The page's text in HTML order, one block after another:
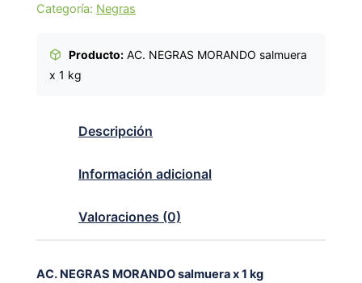
Categoría: Negras
Producto: AC. NEGRAS MORANDO salmuera
x 1 kg
Descripción
Información adicional
Valoraciones (0)
AC. NEGRAS MORANDO salmuera x 1 kg